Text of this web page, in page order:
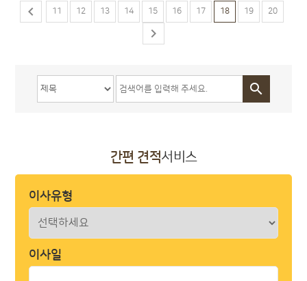
 11 12 13 14 15 16 17 18 19 20


간편 견적서비스
이사유형
이사일